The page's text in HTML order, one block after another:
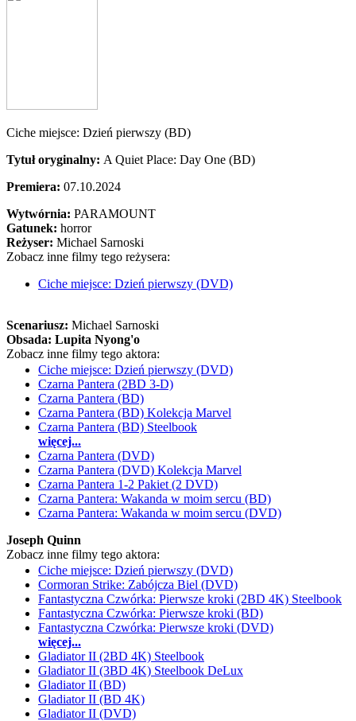
Ciche miejsce: Dzień pierwszy (BD)
Tytuł oryginalny: A Quiet Place: Day One (BD)
Premiera: 07.10.2024
Wytwórnia: PARAMOUNT
Gatunek: horror
Reżyser: Michael Sarnoski
Zobacz inne filmy tego reżysera:
Ciche miejsce: Dzień pierwszy (DVD)
Scenariusz: Michael Sarnoski
Obsada: Lupita Nyong'o
Zobacz inne filmy tego aktora:
Ciche miejsce: Dzień pierwszy (DVD)
Czarna Pantera (2BD 3-D)
Czarna Pantera (BD)
Czarna Pantera (BD) Kolekcja Marvel
Czarna Pantera (BD) Steelbook
więcej...
Czarna Pantera (DVD)
Czarna Pantera (DVD) Kolekcja Marvel
Czarna Pantera 1-2 Pakiet (2 DVD)
Czarna Pantera: Wakanda w moim sercu (BD)
Czarna Pantera: Wakanda w moim sercu (DVD)
Joseph Quinn
Zobacz inne filmy tego aktora:
Ciche miejsce: Dzień pierwszy (DVD)
Cormoran Strike: Zabójcza Biel (DVD)
Fantastyczna Czwórka: Pierwsze kroki (2BD 4K) Steelbook
Fantastyczna Czwórka: Pierwsze kroki (BD)
Fantastyczna Czwórka: Pierwsze kroki (DVD)
więcej...
Gladiator II (2BD 4K) Steelbook
Gladiator II (3BD 4K) Steelbook DeLux
Gladiator II (BD)
Gladiator II (BD 4K)
Gladiator II (DVD)